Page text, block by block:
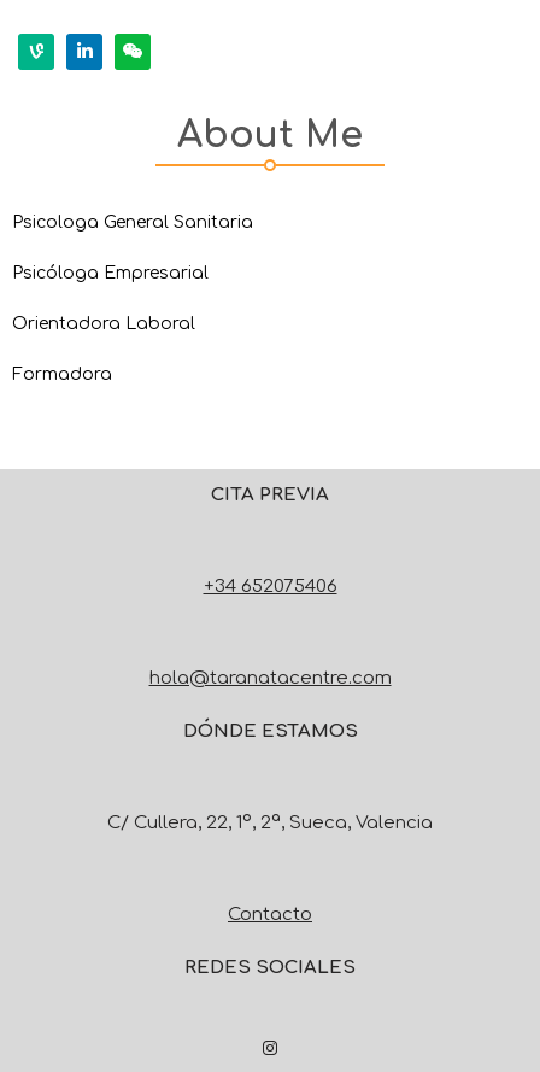
About Me
Psicologa General Sanitaria
Psicóloga Empresarial
Orientadora Laboral
Formadora
CITA PREVIA
+34 652075406
hola@taranatacentre.com
DÓNDE ESTAMOS
C/ Cullera, 22, 1º, 2ª, Sueca, Valencia
Contacto
REDES SOCIALES